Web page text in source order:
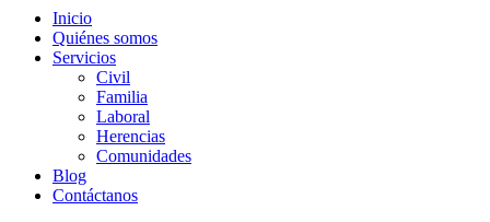
Inicio
Quiénes somos
Servicios
Civil
Familia
Laboral
Herencias
Comunidades
Blog
Contáctanos